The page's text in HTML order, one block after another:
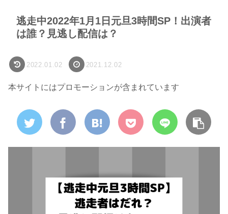
逃走中2022年1月1日元旦3時間SP！出演者
は誰？見逃し配信は？
2022.01.02 2021.12.02
本サイトにはプロモーションが含まれています